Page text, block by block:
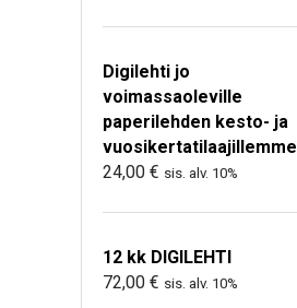
Digilehti jo
voimassaoleville
paperilehden kesto- ja
vuosikertatilaajillemme
24,00 € sis. alv. 10%
12 kk DIGILEHTI
72,00 € sis. alv. 10%